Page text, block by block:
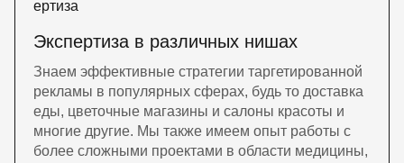
Экспертиза в различных нишах
Знаем эффективные стратегии таргетированной
рекламы в популярных сферах, будь то доставка
еды, цветочные магазины и салоны красоты и
многие другие. Мы также имеем опыт работы с
более сложными проектами в области медицины,